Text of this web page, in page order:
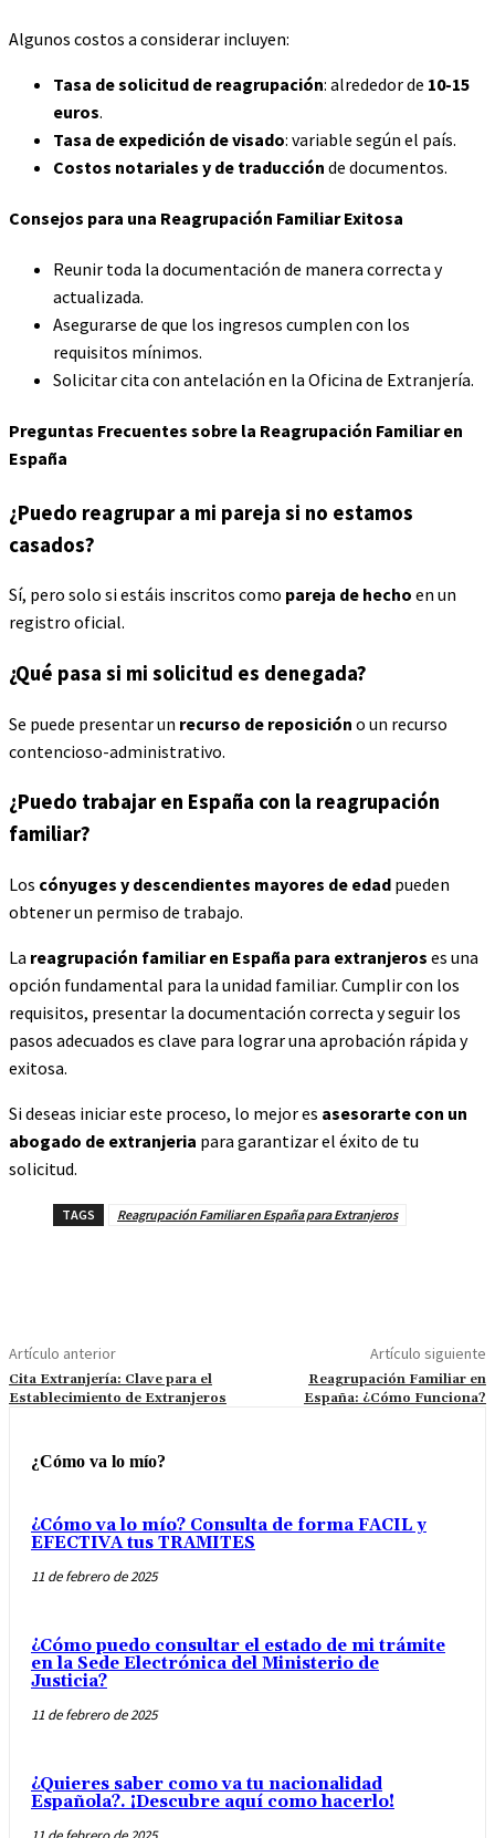
Algunos costos a considerar incluyen:
Tasa de solicitud de reagrupación: alrededor de 10-15
euros.
Tasa de expedición de visado: variable según el país.
Costos notariales y de traducción de documentos.
Consejos para una Reagrupación Familiar Exitosa
Reunir toda la documentación de manera correcta y
actualizada.
Asegurarse de que los ingresos cumplen con los
requisitos mínimos.
Solicitar cita con antelación en la Oficina de Extranjería.
Preguntas Frecuentes sobre la Reagrupación Familiar en
España
¿Puedo reagrupar a mi pareja si no estamos
casados?
Sí, pero solo si estáis inscritos como pareja de hecho en un
registro oficial.
¿Qué pasa si mi solicitud es denegada?
Se puede presentar un recurso de reposición o un recurso
contencioso-administrativo.
¿Puedo trabajar en España con la reagrupación
familiar?
Los cónyuges y descendientes mayores de edad pueden
obtener un permiso de trabajo.
La reagrupación familiar en España para extranjeros es una
opción fundamental para la unidad familiar. Cumplir con los
requisitos, presentar la documentación correcta y seguir los
pasos adecuados es clave para lograr una aprobación rápida y
exitosa.
Si deseas iniciar este proceso, lo mejor es asesorarte con un
abogado de extranjeria para garantizar el éxito de tu
solicitud.
TAGS Reagrupación Familiar en España para Extranjeros
Artículo anterior
Cita Extranjería: Clave para el
Establecimiento de Extranjeros
Artículo siguiente
Reagrupación Familiar en
España: ¿Cómo Funciona?
¿Cómo va lo mío?
¿Cómo va lo mío? Consulta de forma FACIL y
EFECTIVA tus TRAMITES
11 de febrero de 2025
¿Cómo puedo consultar el estado de mi trámite
en la Sede Electrónica del Ministerio de
Justicia?
11 de febrero de 2025
¿Quieres saber como va tu nacionalidad
Española?. ¡Descubre aquí como hacerlo!